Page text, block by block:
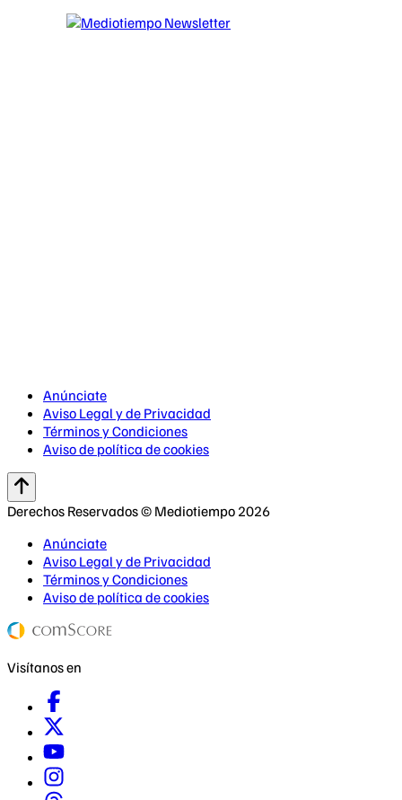
Anúnciate
Aviso Legal y de Privacidad
Términos y Condiciones
Aviso de política de cookies
Derechos Reservados © Mediotiempo 2026
Anúnciate
Aviso Legal y de Privacidad
Términos y Condiciones
Aviso de política de cookies
Visítanos en